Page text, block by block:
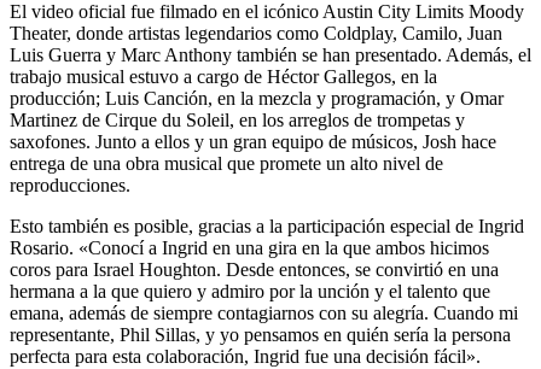
El video oficial fue filmado en el icónico Austin City Limits Moody
Theater, donde artistas legendarios como Coldplay, Camilo, Juan
Luis Guerra y Marc Anthony también se han presentado. Además, el
trabajo musical estuvo a cargo de Héctor Gallegos, en la
producción; Luis Canción, en la mezcla y programación, y Omar
Martinez de Cirque du Soleil, en los arreglos de trompetas y
saxofones. Junto a ellos y un gran equipo de músicos, Josh hace
entrega de una obra musical que promete un alto nivel de
reproducciones.
Esto también es posible, gracias a la participación especial de Ingrid
Rosario. «Conocí a Ingrid en una gira en la que ambos hicimos
coros para Israel Houghton. Desde entonces, se convirtió en una
hermana a la que quiero y admiro por la unción y el talento que
emana, además de siempre contagiarnos con su alegría. Cuando mi
representante, Phil Sillas, y yo pensamos en quién sería la persona
perfecta para esta colaboración, Ingrid fue una decisión fácil».